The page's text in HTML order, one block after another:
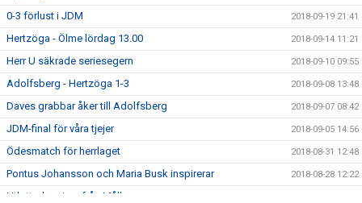
0-3 förlust i JDM 2018-09-19 21:41
Hertzöga - Ölme lördag 13.00 2018-09-14 11:21
Herr U säkrade seriesegern 2018-09-10 09:55
Adolfsberg - Hertzöga 1-3 2018-09-08 13:48
Daves grabbar åker till Adolfsberg 2018-09-07 08:42
JDM-final för våra tjejer 2018-09-05 14:56
Ödesmatch för herrlaget 2018-08-31 12:48
Pontus Johansson och Maria Busk inspirerar 2018-08-28 12:22
Utlottade priser från Målkronan